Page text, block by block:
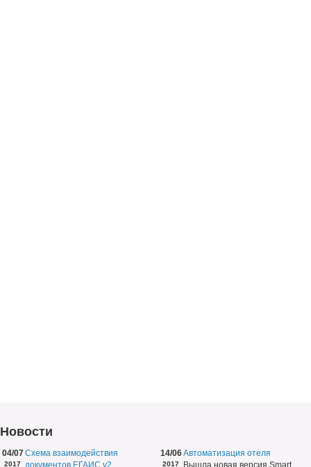
Новости
04/07
2017
Схема взаимодействия
документов ЕГАИС v2
14/06
2017
Автоматизация отеля
Вышла новая версия Smart